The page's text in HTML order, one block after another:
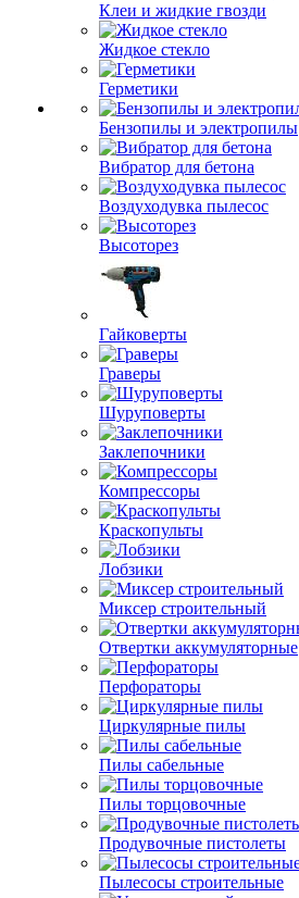
Клеи и жидкие гвозди
Жидкое стекло
Герметики
Бензопилы и электропилы
Вибратор для бетона
Воздуходувка пылесос
Высоторез
Гайковерты
Граверы
Шуруповерты
Заклепочники
Компрессоры
Краскопульты
Лобзики
Миксер строительный
Отвертки аккумуляторные
Перфораторы
Циркулярные пилы
Пилы сабельные
Пилы торцовочные
Продувочные пистолеты
Пылесосы строительные